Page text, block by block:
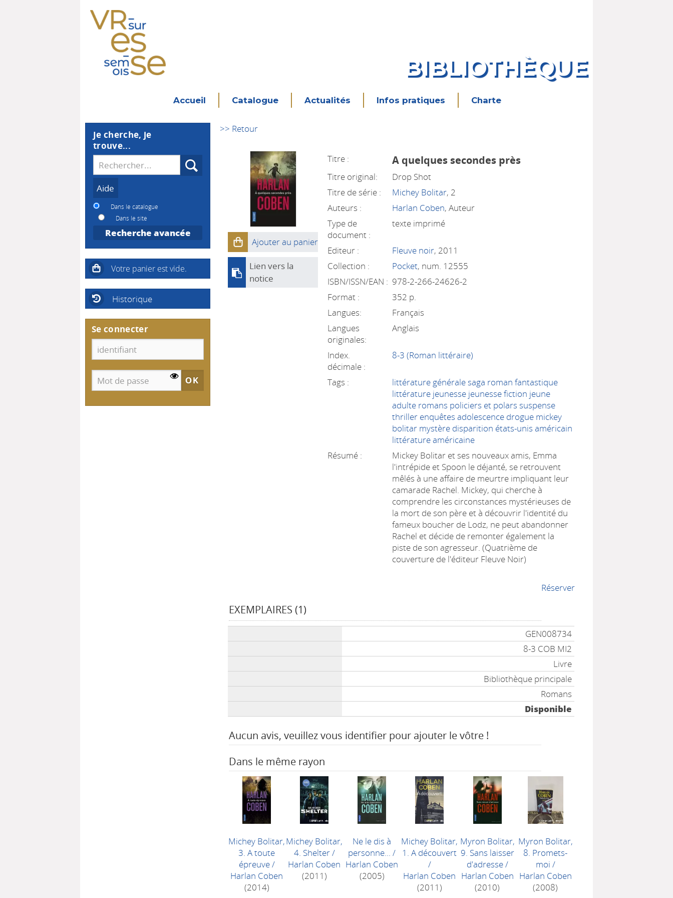
BIBLIOTHÈQUE
Accueil Catalogue Actualités Infos pratiques Charte
>> Retour
Ajouter au panier
Lien vers la
notice
Titre : A quelques secondes près
Titre original:
Drop Shot
Titre de série :
Michey Bolitar, 2
Auteurs :
Harlan Coben, Auteur
Type de
document :
texte imprimé
Editeur : Fleuve noir, 2011
Collection :
Pocket, num. 12555
ISBN/ISSN/EAN : 978-2-266-24626-2
Format :
352 p.
Langues:
Français
Langues
originales:
Anglais
Index.
décimale :
8-3 (Roman littéraire)
Tags :
littérature générale saga roman fantastique
littérature jeunesse jeunesse fiction jeune
adulte romans policiers et polars suspense
thriller enquêtes adolescence drogue mickey
bolitar mystère disparition états-unis américain
littérature américaine
Résumé :
Mickey Bolitar et ses nouveaux amis, Emma
l'intrépide et Spoon le déjanté, se retrouvent
mêlés à une affaire de meurtre impliquant leur
camarade Rachel. Mickey, qui cherche à
comprendre les circonstances mystérieuses de
la mort de son père et à découvrir l'identité du
fameux boucher de Lodz, ne peut abandonner
Rachel et décide de remonter également la
piste de son agresseur. (Quatrième de
couverture de l'éditeur Fleuve Noir)
Réserver
EXEMPLAIRES (1)
GEN008734
8-3 COB MI2
Livre
Bibliothèque principale
Romans
Disponible
Aucun avis, veuillez vous identifier pour ajouter le vôtre !
Dans le même rayon
Michey Bolitar,
3. A toute
épreuve/
Harlan Coben
(2014)
Michey Bolitar,
4. Shelter/
Harlan Coben
(2011)
Ne le dis à
personne... /
Harlan Coben
(2005)
Michey Bolitar,
1. A découvert
/
Harlan Coben
(2011)
Myron Bolitar,
9. Sans laisser
d'adresse/
Harlan Coben
(2010)
Myron Bolitar,
8. Promets-
moi /
Harlan Coben
(2008)
Je cherche, je
trouve...
Recherche
Dans le catalogue
Dans le site
Recherche avancée
Historique
Se connecter